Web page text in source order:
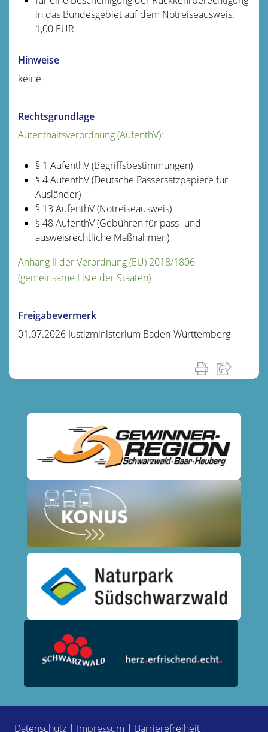
in das Bundesgebiet auf dem Notreiseausweis:
1,00 EUR
Hinweise
keine
Rechtsgrundlage
Aufenthaltsverordnung (AufenthV):
§ 1 AufenthV (Begriffsbestimmungen)
§ 4 AufenthV (Deutsche Passersatzpapiere für
Ausländer)
§ 13 AufenthV (Notreiseausweis)
§ 48 AufenthV (Gebühren für pass- und
ausweisrechtliche Maßnahmen)
Anhang II der Verordnung (EU) 2018/1806
(gemeinsame Liste der Staaten)
Freigabevermerk
01.07.2026 Justizministerium Baden-Württemberg
Datenschutz | Impressum | Barrierefreiheit |